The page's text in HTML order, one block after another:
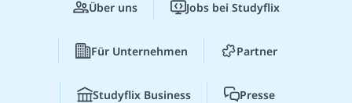
Über uns Jobs bei Studyflix
Für Unternehmen Partner
Studyflix Business Presse